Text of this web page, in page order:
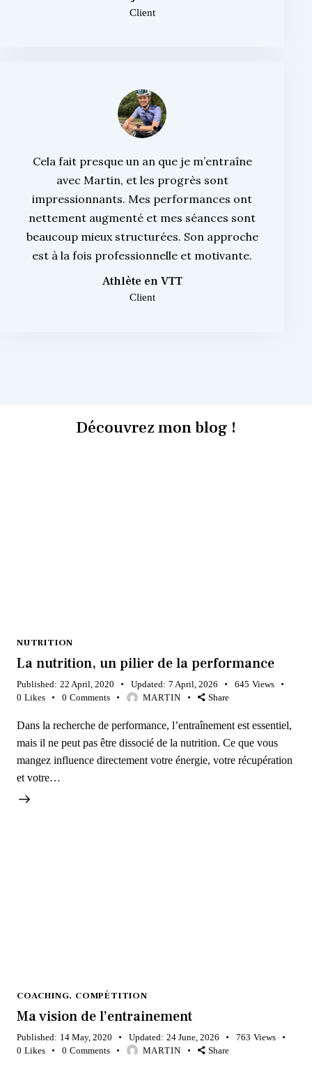
Client
Cela fait presque un an que je m’entraîne
avec Martin, et les progrès sont
impressionnants. Mes performances ont
nettement augmenté et mes séances sont
beaucoup mieux structurées. Son approche
est à la fois professionnelle et motivante.
Athlète en VTT
Client
Découvrez mon blog !
NUTRITION
La nutrition, un pilier de la performance
Published: 22 April, 2020 Updated: 7 April, 2026 645 Views
0 Likes 0 Comments MARTIN Share
Dans la recherche de performance, l’entraînement est essentiel,
mais il ne peut pas être dissocié de la nutrition. Ce que vous
mangez influence directement votre énergie, votre récupération
et votre…
COACHING, COMPÉTITION
Ma vision de l’entrainement
Published: 14 May, 2020 Updated: 24 June, 2026 763 Views
0 Likes 0 Comments MARTIN Share